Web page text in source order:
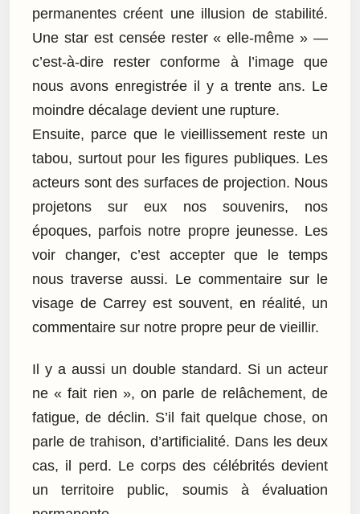
permanentes créent une illusion de stabilité.
Une star est censée rester « elle-même » —
c’est-à-dire rester conforme à l’image que
nous avons enregistrée il y a trente ans. Le
moindre décalage devient une rupture.
Ensuite, parce que le vieillissement reste un
tabou, surtout pour les figures publiques. Les
acteurs sont des surfaces de projection. Nous
projetons sur eux nos souvenirs, nos
époques, parfois notre propre jeunesse. Les
voir changer, c’est accepter que le temps
nous traverse aussi. Le commentaire sur le
visage de Carrey est souvent, en réalité, un
commentaire sur notre propre peur de vieillir.
Il y a aussi un double standard. Si un acteur
ne « fait rien », on parle de relâchement, de
fatigue, de déclin. S’il fait quelque chose, on
parle de trahison, d’artificialité. Dans les deux
cas, il perd. Le corps des célébrités devient
un territoire public, soumis à évaluation